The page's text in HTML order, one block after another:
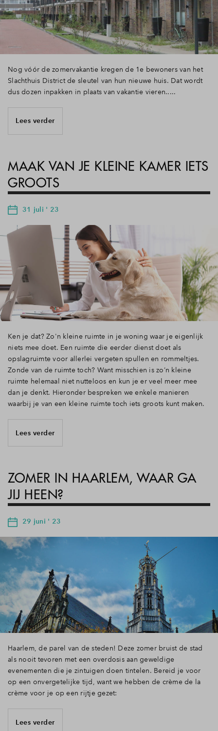
Nog vóór de zomervakantie kregen de 1e bewoners van het
Slachthuis District de sleutel van hun nieuwe huis. Dat wordt
dus dozen inpakken in plaats van vakantie vieren.....
Lees verder
MAAK VAN JE KLEINE KAMER IETS
GROOTS
31 juli ' 23
Ken je dat? Zo'n kleine ruimte in je woning waar je eigenlijk
niets mee doet. Een ruimte die eerder dienst doet als
opslagruimte voor allerlei vergeten spullen en rommeltjes.
Zonde van de ruimte toch? Want misschien is zo’n kleine
ruimte helemaal niet nutteloos en kun je er veel meer mee
dan je denkt. Hieronder bespreken we enkele manieren
waarbij je van een kleine ruimte toch iets groots kunt maken.
Lees verder
ZOMER IN HAARLEM, WAAR GA
JIJ HEEN?
29 juni ' 23
Haarlem, de parel van de steden! Deze zomer bruist de stad
als nooit tevoren met een overdosis aan geweldige
evenementen die je zintuigen doen tintelen. Bereid je voor
op een onvergetelijke tijd, want we hebben de crème de la
crème voor je op een rijtje gezet:
Lees verder